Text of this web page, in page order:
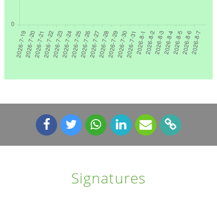
Signatures